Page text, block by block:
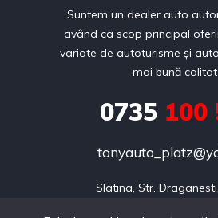
Suntem un dealer auto
având ca scop principal
variate de autoturisme și
mai bună
0735 100
Slatina, Str.